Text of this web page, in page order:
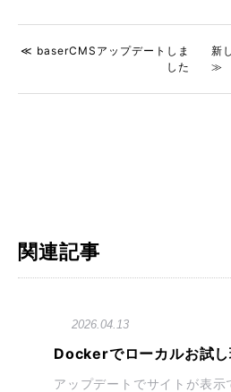
≪ baserCMSアップデートしま
した
新
≫
関連記事
2026.04.13
Dockerでローカルお試
アップデートでサイトが表示